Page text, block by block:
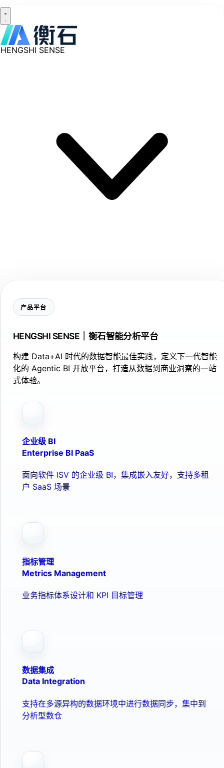
HENGSHI SENSE
产品平台
HENGSHI SENSE｜衡石智能分析平台
构建 Data+AI 时代的数据智能最佳实践，定义下一代智能
化的 Agentic BI 开放平台，打造从数据到商业洞察的一站
式体验。
企业级 BI
Enterprise BI PaaS
面向软件 ISV 的企业级 BI，集成嵌入友好，支持多租
户 SaaS 场景
指标管理
Metrics Management
业务指标体系设计和 KPI 目标管理
数据集成
Data Integration
支持在多源异构的数据环境中进行数据同步，集中到
分析型数仓